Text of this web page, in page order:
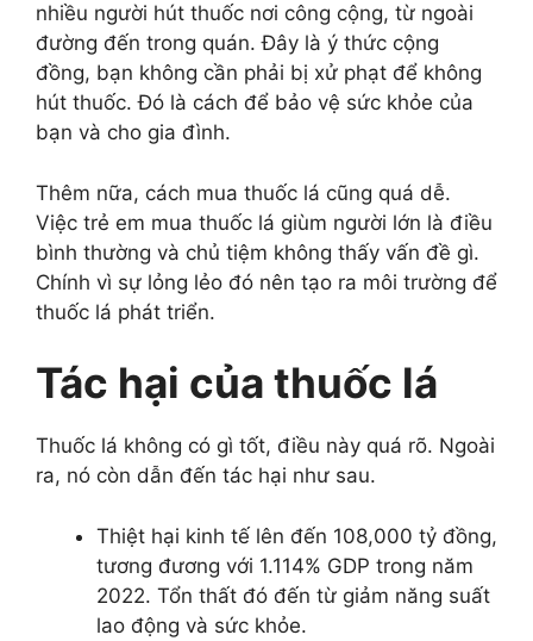
nhiều người hút thuốc nơi công cộng, từ ngoài
đường đến trong quán. Đây là ý thức cộng
đồng, bạn không cần phải bị xử phạt để không
hút thuốc. Đó là cách để bảo vệ sức khỏe của
bạn và cho gia đình.
Thêm nữa, cách mua thuốc lá cũng quá dễ.
Việc trẻ em mua thuốc lá giùm người lớn là điều
bình thường và chủ tiệm không thấy vấn đề gì.
Chính vì sự lỏng lẻo đó nên tạo ra môi trường để
thuốc lá phát triển.
Tác hại của thuốc lá
Thuốc lá không có gì tốt, điều này quá rõ. Ngoài
ra, nó còn dẫn đến tác hại như sau.
Thiệt hại kinh tế lên đến 108,000 tỷ đồng,
tương đương với 1.114% GDP trong năm
2022. Tổn thất đó đến từ giảm năng suất
lao động và sức khỏe.